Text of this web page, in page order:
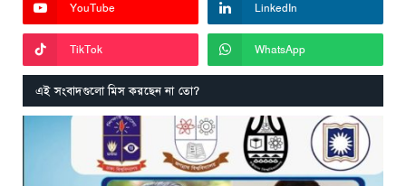
YouTube LinkedIn
TikTok WhatsApp
এই সংবাদগুলো মিস করছেন না তো?